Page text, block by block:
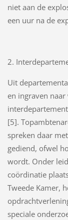
niet aan de
een uur na de
2.
Uit
en ingraven
[5].
spreken daar
gediend, ofwel
wordt. Onder
coördinatie
Tweede Kamer,
speciale